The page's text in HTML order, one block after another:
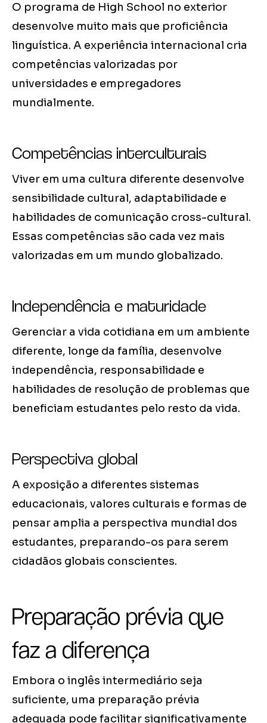
O programa de High School no exterior
desenvolve muito mais que proficiência
linguística. A experiência internacional cria
competências valorizadas por
universidades e empregadores
mundialmente.
Competências interculturais
Viver em uma cultura diferente desenvolve
sensibilidade cultural, adaptabilidade e
habilidades de comunicação cross-cultural.
Essas competências são cada vez mais
valorizadas em um mundo globalizado.
Independência e maturidade
Gerenciar a vida cotidiana em um ambiente
diferente, longe da família, desenvolve
independência, responsabilidade e
habilidades de resolução de problemas que
beneficiam estudantes pelo resto da vida.
Perspectiva global
A exposição a diferentes sistemas
educacionais, valores culturais e formas de
pensar amplia a perspectiva mundial dos
estudantes, preparando-os para serem
cidadãos globais conscientes.
Preparação prévia que
faz a diferença
Embora o inglês intermediário seja
suficiente, uma preparação prévia
adequada pode facilitar significativamente